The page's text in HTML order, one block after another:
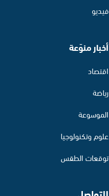
فيديو
أخبار منوّعة
اقتصاد
رياضة
الموسوعة
علوم وتكنولوجيا
توقعات الطقس